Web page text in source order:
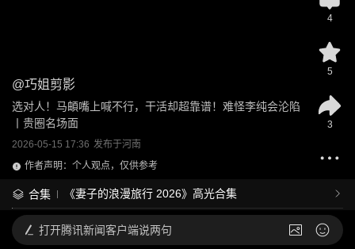
@巧姐剪影
选对人！马頔嘴上喊不行，干活却超靠谱！难怪李纯会沦陷
丨贵圈名场面
2026-05-15 17:36 发布于河南
作者声明：个人观点，仅供参考
合集 《妻子的浪漫旅行 2026》高光合集
4
5
3
打开腾讯新闻客户端说两句